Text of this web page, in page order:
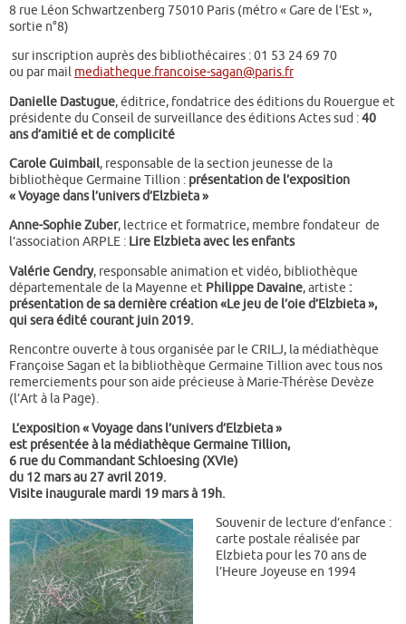
8 rue Léon Schwartzenberg 75010 Paris (métro « Gare de l’Est »,
sortie n°8)
sur inscription auprès des bibliothécaires : 01 53 24 69 70
ou par mail mediatheque.francoise-sagan@paris.fr
Danielle Dastugue, éditrice, fondatrice des éditions du Rouergue et
présidente du Conseil de surveillance des éditions Actes sud :40
ans d’amitié et de complicité
Carole Guimbail, responsable de la section jeunesse de la
bibliothèque Germaine Tillion : présentation de l’exposition
« Voyage dans l’univers d’Elzbieta »
Anne-Sophie Zuber, lectrice et formatrice, membre fondateur de
l’association ARPLE : Lire Elzbieta avec les enfants
Valérie Gendry, responsable animation et vidéo, bibliothèque
départementale de la Mayenne et Philippe Davaine, artiste :
présentation de sa dernière création «Le jeu de l’oie d’Elzbieta »,
qui sera édité courant juin 2019.
Rencontre ouverte à tous organisée par le CRILJ, la médiathèque
Françoise Sagan et la bibliothèque Germaine Tillion avec tous nos
remerciements pour son aide précieuse à Marie-Thérèse Devèze
(l’Art à la Page).
L’exposition « Voyage dans l’univers d’Elzbieta »
est présentée à la médiathèque Germaine Tillion,
6 rue du Commandant Schloesing (XVIe)
du 12 mars au 27 avril 2019.
Visite inaugurale mardi 19 mars à 19h.
Souvenir de lecture d’enfance :
carte postale réalisée par
Elzbieta pour les 70 ans de
l’Heure Joyeuse en 1994